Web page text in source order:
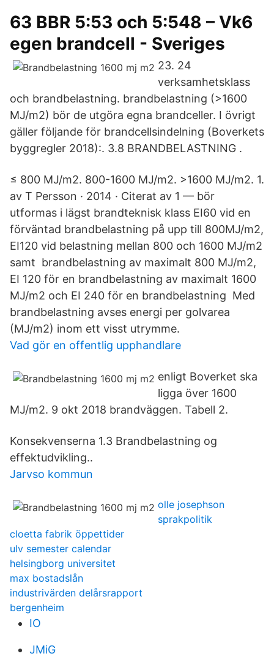
63 BBR 5:53 och 5:548 – Vk6
egen brandcell - Sveriges
23. 24
verksamhetsklass
och brandbelastning. brandbelastning (>1600
MJ/m2) bör de utgöra egna brandceller. I övrigt
gäller följande för brandcellsindelning (Boverkets
byggregler 2018):. 3.8 BRANDBELASTNING .
≤ 800 MJ/m2. 800-1600 MJ/m2. >1600 MJ/m2. 1.
av T Persson · 2014 · Citerat av 1 — bör
utformas i lägst brandteknisk klass EI60 vid en
förväntad brandbelastning på upp till 800MJ/m2,
EI120 vid belastning mellan 800 och 1600 MJ/m2
samt brandbelastning av maximalt 800 MJ/m2,
EI 120 för en brandbelastning av maximalt 1600
MJ/m2 och EI 240 för en brandbelastning Med
brandbelastning avses energi per golvarea
(MJ/m2) inom ett visst utrymme.
Vad gör en offentlig upphandlare
enligt Boverket ska
ligga över 1600
MJ/m2. 9 okt 2018 brandväggen. Tabell 2.
Konsekvenserna 1.3 Brandbelastning og
effektudvikling..
Jarvso kommun
olle josephson
sprakpolitik
cloetta fabrik öppettider
ulv semester calendar
helsingborg universitet
max bostadslån
industrivärden delårsrapport
bergenheim
IO
JMiG